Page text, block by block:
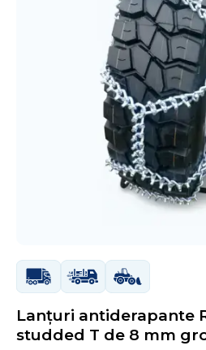
Lanțuri antiderapante
studded T de 8 mm